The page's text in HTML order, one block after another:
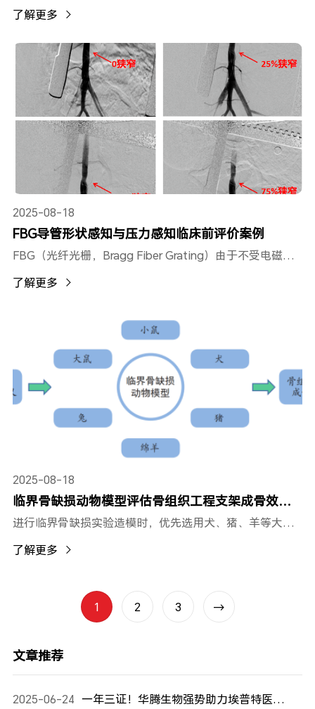
了解更多
2025-08-18
FBG导管形状感知与压力感知临床前评价案例
FBG（光纤光栅，Bragg Fiber Grating）由于不受电磁干扰、结构紧凑、适合进行分布传感等特点，可利用测量应变来完成形状重建显示手术工具的三维弯曲形状。同时，其前端压力感知系统，在形状感知同时可感知血管内压力变化。
了解更多
2025-08-18
临界骨缺损动物模型评估骨组织工程支架成骨效能的价值
进行临界骨缺损实验造模时，优先选用犬、猪、羊等大中体型动物，一则大中型动物与人类有着类似的骨代谢机制，更能模仿人体骨愈合微环境，再者大中型动物骨骼更加粗壮坚硬，可降低骨缺损造模操作难度，故大动物模型是评估骨重建方法非常有用的临床前模型。
了解更多
1 2 3 →
文章推荐
2025-06-24 一年三证！华腾生物强势助力埃普特医疗获批!